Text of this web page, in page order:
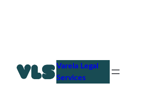
contenido
Varela Legal
Services